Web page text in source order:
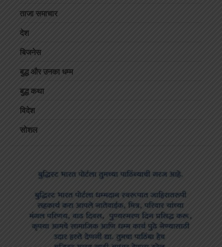
ताजा समाचार
देश
बिजनेस
बुद्ध और उनका धम्म
बुद्ध कथा
विदेश
सोशल